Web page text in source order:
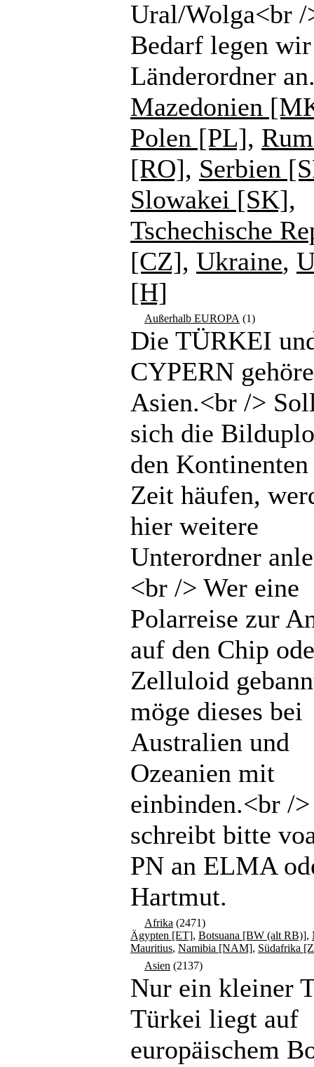
Ural/Wolga<br /
Bedarf legen wir
Länderordner
Mazedonien
Polen [PL],
[RO], Serbien
Slowakei [SK],
Tschechische
[CZ], Ukraine,
[H]
Außerhalb EUROPA (1)
Die TÜRKEI
CYPERN
Asien.<br />
sich die
den
Zeit häufen,
hier weitere
Unterordner
<br /> Wer eine
Polarreise zur
auf den Chip
Zelluloid
möge dieses bei
Australien und
Ozeanien mit
einbinden.<br /
schreibt bitte
PN an ELMA
Hartmut.
Afrika (2471)
Ägypten [ET], Botsuana [BW (alt RB)],
Mauritius, Namibia [NAM], Südafrika
Asien (2137)
Nur ein kleiner
Türkei liegt auf
europäischem